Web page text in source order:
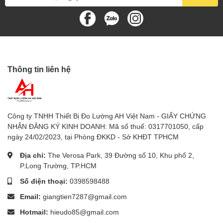
thiết bị đo nhiệt độ tiếp xúc, camera nhiệt, Nhiệt kế treo
đo độ ẩm nông sản
Máy đo độ cứng trái cây
10.Thiết bị đo chuyên dụng khác: Thiết bị đo độ rung,
thiết bị đo tốc độ vòng quay động cơ, thiết bị đo lực
căng vật liệu, thiết bị đo độ dày lớp phủ, thiết bị đo
khoảng cách bằng laser, thiết bị đo bức xạ mặt trời,
thiết bị đo điện từ trường, thiết bị đo độ dày vật liệu
Thông tin liên hệ
Công ty TNHH Thiết Bị Đo Lường AH Việt Nam - GIẤY CHỨNG
NHẬN ĐĂNG KÝ KINH DOANH: Mã số thuế: 0317701050, cấp
ngày 24/02/2023, tại Phòng ĐKKD - Sở KHĐT TPHCM
Địa chỉ: The Verosa Park, 39 Đường số 10, Khu phố 2,
P.Long Trường, TP.HCM
Số điện thoại: 0398598488
Email: giangtien7287@gmail.com
Hotmail: hieudo85@gmail.com